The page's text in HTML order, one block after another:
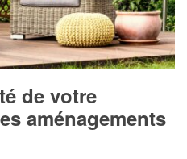
de votre
aménagements